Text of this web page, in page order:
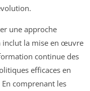
une approche
inclut la mise en œuvre
continue des
efficaces en
comprenant les